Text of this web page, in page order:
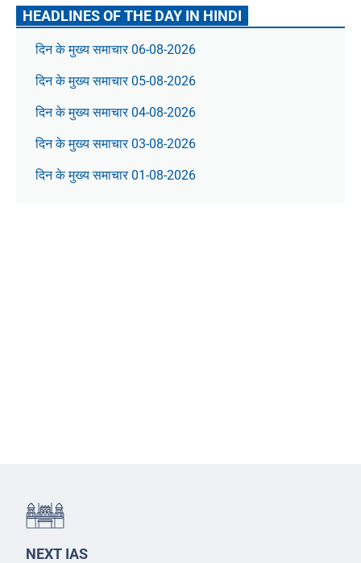
HEADLINES OF THE DAY IN HINDI
दिन के मुख्य समाचार 06-08-2026
दिन के मुख्य समाचार 05-08-2026
दिन के मुख्य समाचार 04-08-2026
दिन के मुख्य समाचार 03-08-2026
दिन के मुख्य समाचार 01-08-2026
NEXT IAS